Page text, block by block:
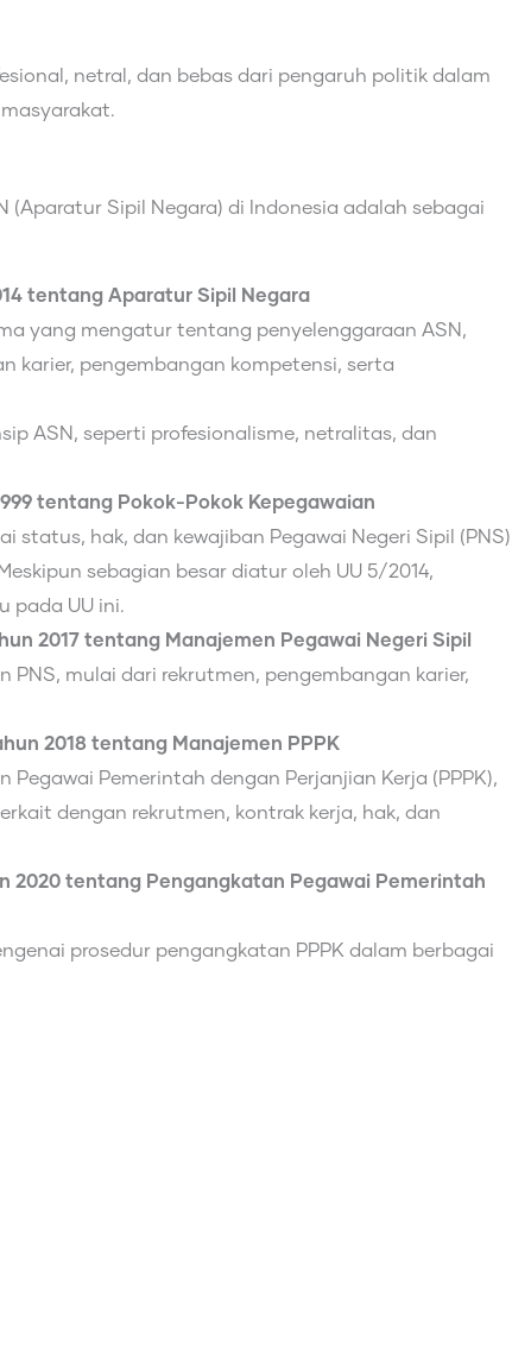
netral, dan bebas dari pengaruh politik dalam
Sipil Negara) di Indonesia adalah sebagai
tentang Aparatur Sipil Negara
yang mengatur tentang penyelenggaraan ASN,
karier, pengembangan kompetensi, serta
ASN, seperti profesionalisme, netralitas, dan
tentang Pokok-Pokok Kepegawaian
status, hak, dan kewajiban Pegawai Negeri Sipil (PNS)
sebagian besar diatur oleh UU 5/2014,
pada UU ini.
2017 tentang Manajemen Pegawai Negeri Sipil
PNS, mulai dari rekrutmen, pengembangan karier,
2018 tentang Manajemen PPPK
Pemerintah dengan Perjanjian Kerja (PPPK),
dengan rekrutmen, kontrak kerja, hak, dan
2020 tentang Pengangkatan Pegawai Pemerintah
prosedur pengangkatan PPPK dalam berbagai